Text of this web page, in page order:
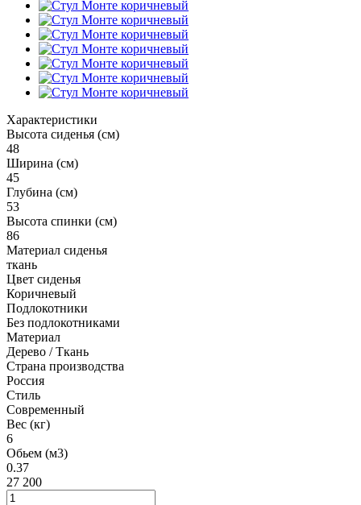
Характеристики
Высота сиденья (см)
48
Ширина (см)
45
Глубина (см)
53
Высота спинки (см)
86
Материал сиденья
ткань
Цвет сиденья
Коричневый
Подлокотники
Без подлокотниками
Материал
Дерево / Ткань
Страна производства
Россия
Стиль
Современный
Вес (кг)
6
Обьем (м3)
0.37
27 200